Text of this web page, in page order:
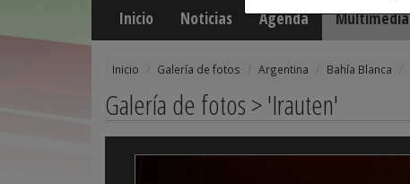
Inicio Noticias Agenda Multimedia
Inicio Galería de fotos Argentina Bahía Blanca
Galería de fotos > 'Irauten'